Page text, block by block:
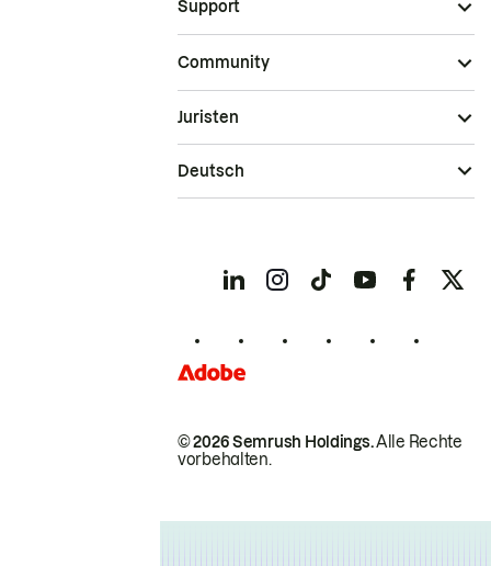
Support
Community
© 2026 Semrush Holdings.Alle Rechte
vorbehalten.
Juristen
Deutsch